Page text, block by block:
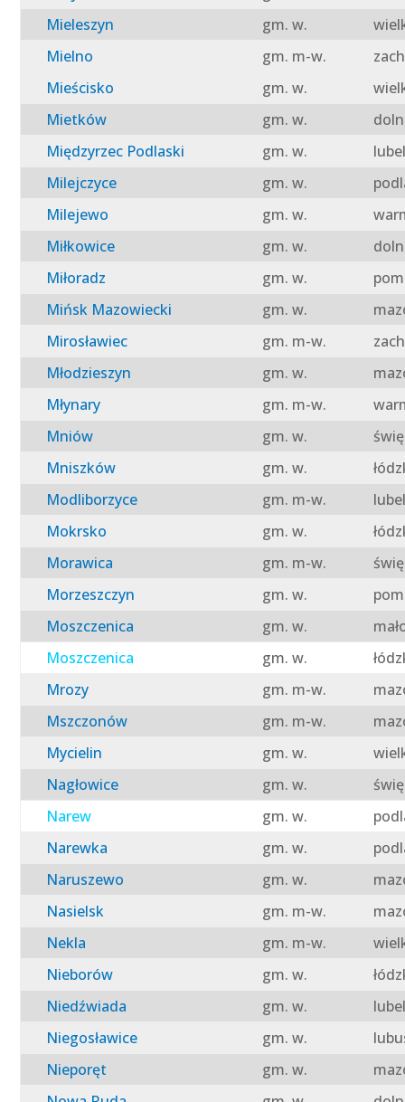
Mieleszyn
gm. w.
Mielno
gm. m-w.
Mieścisko
gm. w.
Mietków
gm. w.
Międzyrzec Podlaski
gm. w.
Milejczyce
gm. w.
Milejewo
gm. w.
Miłkowice
gm. w.
Miłoradz
gm. w.
Mińsk Mazowiecki
gm. w.
Mirosławiec
gm. m-w.
Młodzieszyn
gm. w.
Młynary
gm. m-w.
Mniów
gm. w.
Mniszków
gm. w.
Modliborzyce
gm. m-w.
Mokrsko
gm. w.
Morawica
gm. m-w.
Morzeszczyn
gm. w.
Moszczenica
gm. w.
Moszczenica
gm. w.
Mrozy
gm. m-w.
Mszczonów
gm. m-w.
Mycielin
gm. w.
Nagłowice
gm. w.
Narew
gm. w.
Narewka
gm. w.
Naruszewo
gm. w.
Nasielsk
gm. m-w.
Nekla
gm. m-w.
Nieborów
gm. w.
Niedźwiada
gm. w.
Niegosławice
gm. w.
Nieporęt
gm. w.